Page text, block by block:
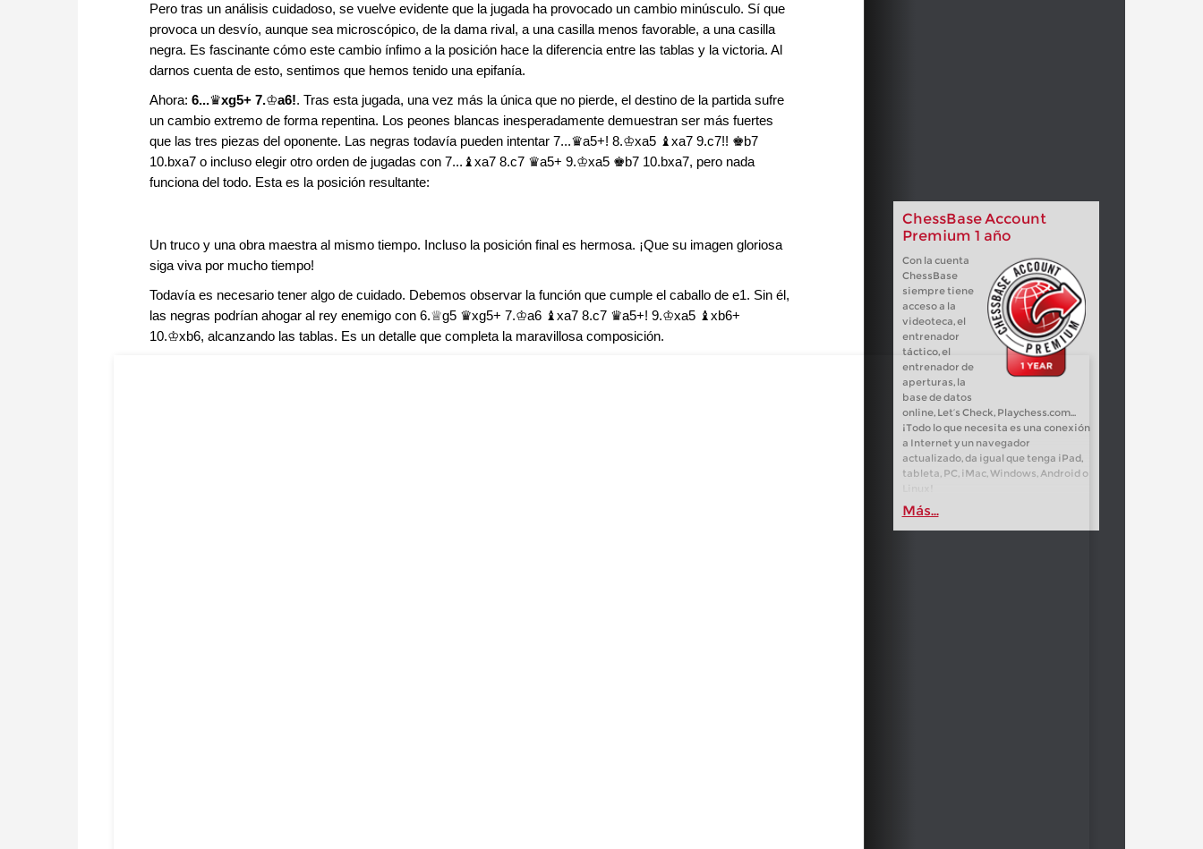
Pero tras un análisis cuidadoso, se vuelve evidente que la jugada ha provocado un cambio minúsculo. Sí que
provoca un desvío, aunque sea microscópico, de la dama rival, a una casilla menos favorable, a una casilla
negra. Es fascinante cómo este cambio ínfimo a la posición hace la diferencia entre las tablas y la victoria. Al
darnos cuenta de esto, sentimos que hemos tenido una epifanía.
Ahora: 6...♛xg5+ 7.♔a6!. Tras esta jugada, una vez más la única que no pierde, el destino de la partida sufre
un cambio extremo de forma repentina. Los peones blancas inesperadamente demuestran ser más fuertes
que las tres piezas del oponente. Las negras todavía pueden intentar 7...♛a5+! 8.♔xa5 ♝xa7 9.c7!! ♚b7
10.bxa7 o incluso elegir otro orden de jugadas con 7...♝xa7 8.c7 ♛a5+ 9.♔xa5 ♚b7 10.bxa7, pero nada
funciona del todo. Esta es la posición resultante:
ChessBase Account
Premium 1 año
Con la cuenta
ChessBase
siempre tiene
acceso a la
videoteca, el
entrenador
táctico, el
entrenador de
aperturas, la
base de datos
online, Let’s Check, Playchess.com...
¡Todo lo que necesita es una conexión
a Internet y un navegador
actualizado, da igual que tenga iPad,
tableta, PC, iMac, Windows, Android o
Más...
Un truco y una obra maestra al mismo tiempo. Incluso la posición final es hermosa. ¡Que su imagen gloriosa
siga viva por mucho tiempo!
Todavía es necesario tener algo de cuidado. Debemos observar la función que cumple el caballo de e1. Sin él,
las negras podrían ahogar al rey enemigo con 6.♕g5 ♛xg5+ 7.♔a6 ♝xa7 8.c7 ♛a5+! 9.♔xa5 ♝xb6+
10.♔xb6, alcanzando las tablas. Es un detalle que completa la maravillosa composición.